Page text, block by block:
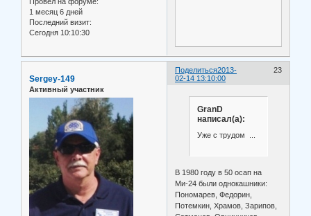
1 месяц 6 дней
Последний визит:
Сегодня 10:10:30
Поделиться 23
2013-
02-14 13:10:00
Sergey-149
Активный участник
GranD
написал(а):
Уже с трудом ...
В 1980 году в 50 осап на
Ми-24 были однокашники:
Пономарев, Федорин,
Потемкин, Храмов, Зарипов,